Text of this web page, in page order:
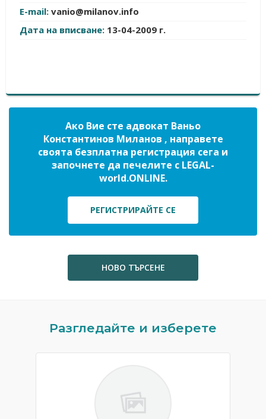
E-mail: vanio@milanov.info
Дата на вписване: 13-04-2009 г.
Ако Вие сте адвокат Ваньо
Константинов Миланов , направете
своята безплатна регистрация сега и
започнете да печелите с LEGAL-
world.ONLINE.
РЕГИСТРИРАЙТЕ СЕ
НОВО ТЪРСЕНЕ
Разгледайте и изберете